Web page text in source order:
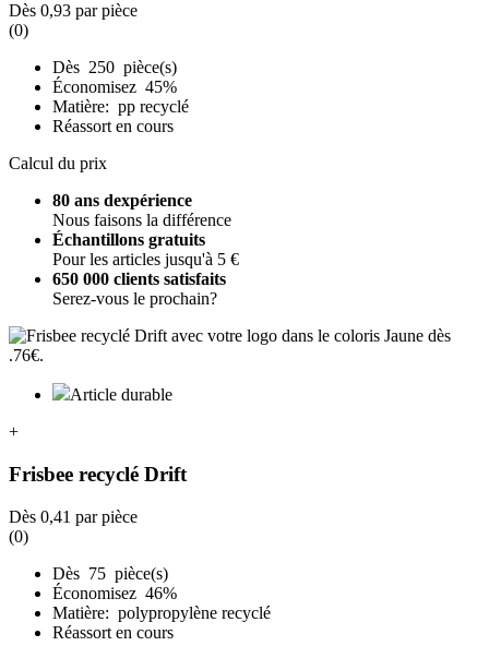
Dès 0,93 par pièce
(0)
Dès 250 pièce(s)
Économisez 45%
Matière: pp recyclé
Réassort en cours
Calcul du prix
80 ans dexpérience
Nous faisons la différence
Échantillons gratuits
Pour les articles jusqu'à 5 €
650 000 clients satisfaits
Serez-vous le prochain?
Article durable
+
Frisbee recyclé Drift
Dès 0,41 par pièce
(0)
Dès 75 pièce(s)
Économisez 46%
Matière: polypropylène recyclé
Réassort en cours